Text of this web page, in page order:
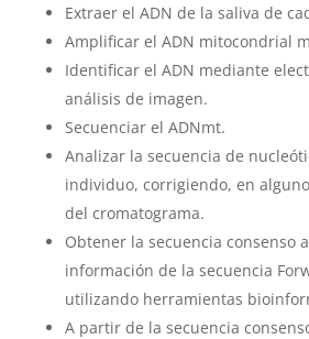
Extraer el ADN de la saliva de
Amplificar el ADN mitocondrial
Identificar el ADN mediante
análisis de imagen.
Secuenciar el ADNmt.
Analizar la secuencia de
individuo, corrigiendo, en
del cromatograma.
Obtener la secuencia consenso
información de la secuencia
utilizando herramientas
A partir de la secuencia